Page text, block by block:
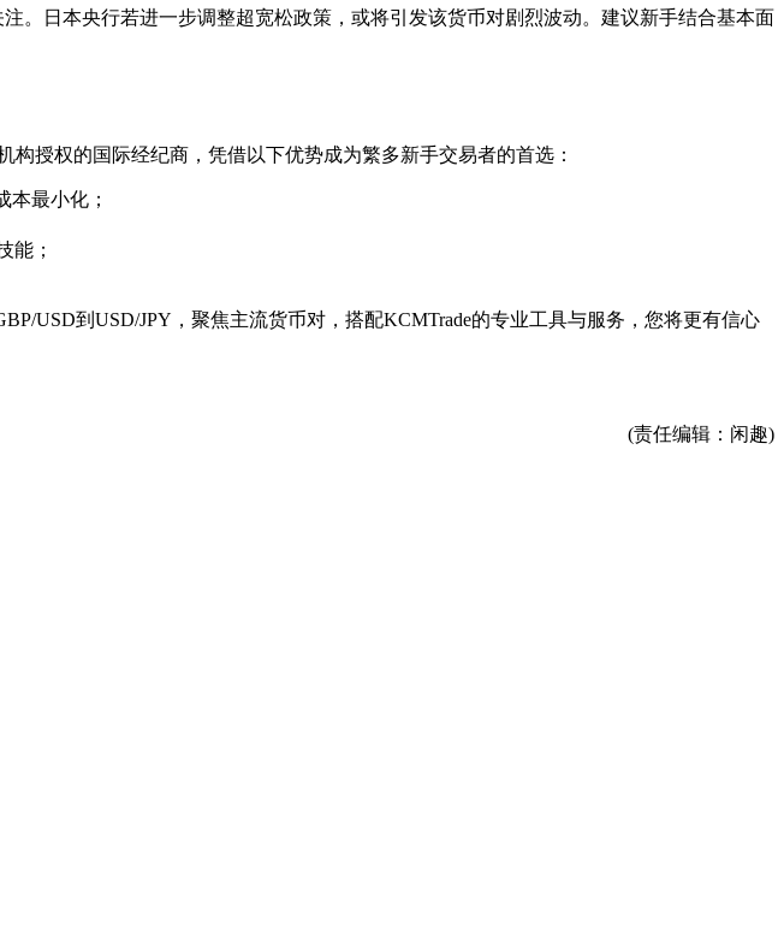
。日本央行若进一步调整超宽松政策，或将引发该货币对剧烈波动。建议新手结合基本面
授权的国际经纪商，凭借以下优势成为繁多新手交易者的首选：
本最小化；
能；
USD到USD/JPY，聚焦主流货币对，搭配KCMTrade的专业工具与服务，您将更有信心
(责任编辑：闲趣)